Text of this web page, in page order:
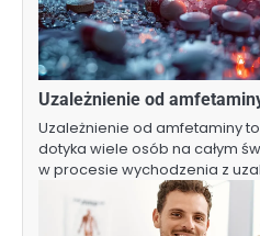
Uzależnienie od
Uzależnienie od amfetaminy
dotyka wiele osób na całym
w procesie wychodzenia z